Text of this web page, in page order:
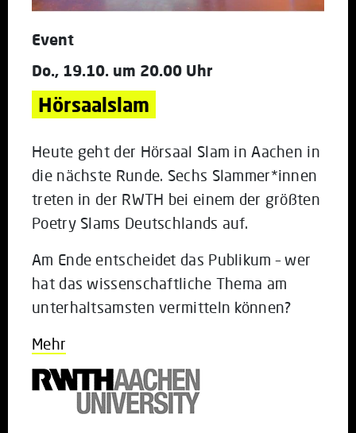
Event
Do., 19.10. um 20.00 Uhr
Hörsaalslam
Heute geht der Hörsaal Slam in Aachen in
die nächste Runde. Sechs Slammer*innen
treten in der RWTH bei einem der größten
Poetry Slams Deutschlands auf.
Am Ende entscheidet das Publikum – wer
hat das wissenschaftliche Thema am
unterhaltsamsten vermitteln können?
Mehr